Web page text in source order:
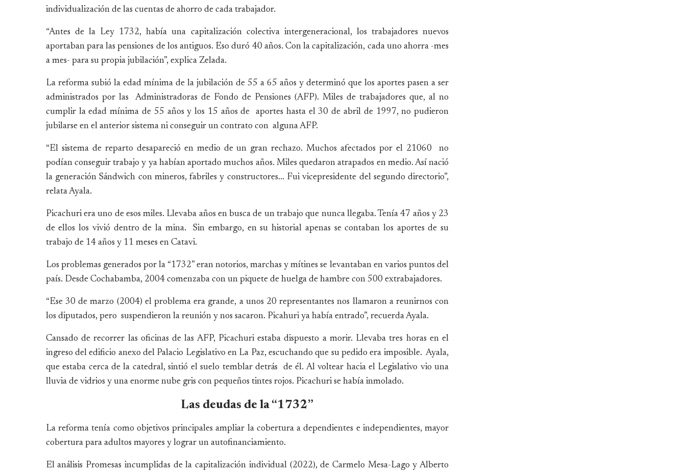
individualización de las cuentas de ahorro de cada trabajador.
“Antes de la Ley 1732, había una capitalización colectiva intergeneracional, los trabajadores nuevos
aportaban para las pensiones de los antiguos. Eso duró 40 años. Con la capitalización, cada uno ahorra -mes
a mes- para su propia jubilación”, explica Zelada.
La reforma subió la edad mínima de la jubilación de 55 a 65 años y determinó que los aportes pasen a ser
administrados por las Administradoras de Fondo de Pensiones (AFP). Miles de trabajadores que, al no
cumplir la edad mínima de 55 años y los 15 años de aportes hasta el 30 de abril de 1997, no pudieron
jubilarse en el anterior sistema ni conseguir un contrato con alguna AFP.
“El sistema de reparto desapareció en medio de un gran rechazo. Muchos afectados por el 21060 no
podían conseguir trabajo y ya habían aportado muchos años. Miles quedaron atrapados en medio. Así nació
la generación Sándwich con mineros, fabriles y constructores... Fui vicepresidente del segundo directorio”,
relata Ayala.
Picachuri era uno de esos miles. Llevaba años en busca de un trabajo que nunca llegaba. Tenía 47 años y 23
de ellos los vivió dentro de la mina. Sin embargo, en su historial apenas se contaban los aportes de su
trabajo de 14 años y 11 meses en Catavi.
Los problemas generados por la “1732” eran notorios, marchas y mítines se levantaban en varios puntos del
país. Desde Cochabamba, 2004 comenzaba con un piquete de huelga de hambre con 500 extrabajadores.
“Ese 30 de marzo (2004) el problema era grande, a unos 20 representantes nos llamaron a reunirnos con
los diputados, pero suspendieron la reunión y nos sacaron. Picahuri ya había entrado”, recuerda Ayala.
Cansado de recorrer las oficinas de las AFP, Picachuri estaba dispuesto a morir. Llevaba tres horas en el
ingreso del edificio anexo del Palacio Legislativo en La Paz, escuchando que su pedido era imposible. Ayala,
que estaba cerca de la catedral, sintió el suelo temblar detrás de él. Al voltear hacia el Legislativo vio una
lluvia de vidrios y una enorme nube gris con pequeños tintes rojos. Picachuri se había inmolado.
Las deudas de la “1732”
La reforma tenía como objetivos principales ampliar la cobertura a dependientes e independientes, mayor
cobertura para adultos mayores y lograr un autofinanciamiento.
El análisis Promesas incumplidas de la capitalización individual (2022), de Carmelo Mesa-Lago y Alberto